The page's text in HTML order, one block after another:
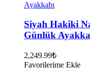
var.
seçilebilir
Siyah Hakiki
Günlük
2,249.99₺
Favorilerime Ekle